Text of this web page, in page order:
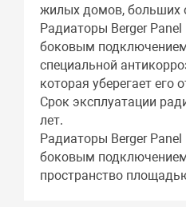
жилых домов, больших
Радиаторы Berger
боковым
специальной
которая уберегает его
Срок эксплуатации
лет.
Радиаторы Berger
боковым
пространство